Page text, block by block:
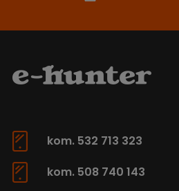
kom. 532 713 323
kom. 508 740 143